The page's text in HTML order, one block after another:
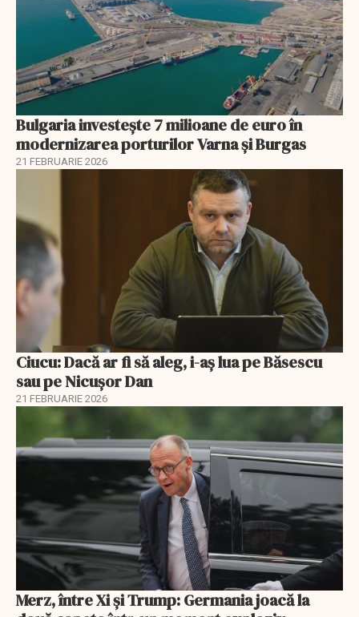
Bulgaria investește 7 milioane de euro în
modernizarea porturilor Varna și Burgas
21 FEBRUARIE 2026
Ciucu: Dacă ar fi să aleg, i-aș lua pe Băsescu
sau pe Nicușor Dan
21 FEBRUARIE 2026
Merz, între Xi și Trump: Germania joacă la